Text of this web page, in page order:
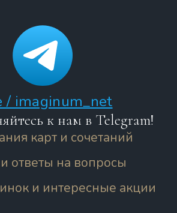
/ imaginum_net
к нам в Telegram!
карт и сочетаний
и ответы на вопросы
и интересные акции